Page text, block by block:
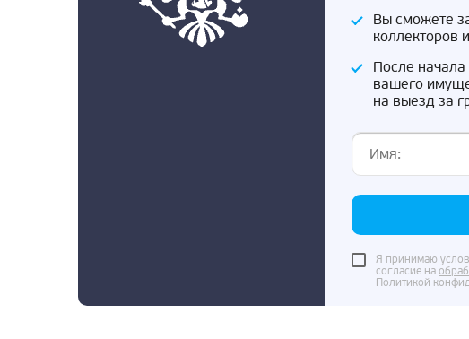
Вы сможете
коллекторов
После
вашего
на выезд за
Я принимаю
согласие на
Политикой